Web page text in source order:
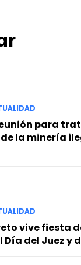
━
para
la minería
vive fiesta
del Juez y